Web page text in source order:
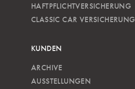
HAFTPFLICHTVERSICHERUNG
CLASSIC CAR VERSICHERUNG
KUNDEN
ARCHIVE
AUSSTELLUNGEN